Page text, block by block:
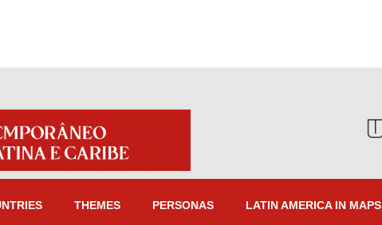
THEMES PERSONAS LATIN AMERICA IN MAPS